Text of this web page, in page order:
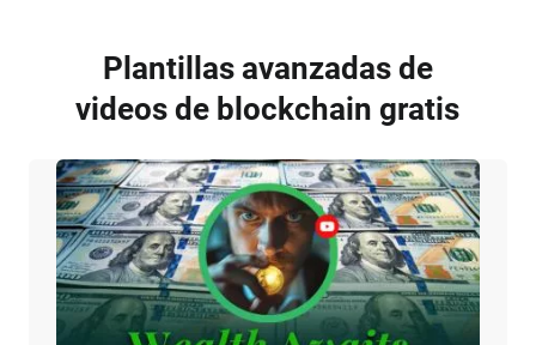
Plantillas avanzadas de
videos de blockchain gratis